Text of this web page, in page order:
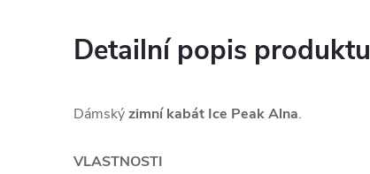
Detailní popis produktu
Dámskýzimní kabát Ice Peak Alna.
VLASTNOSTI